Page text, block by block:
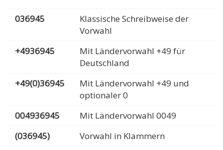
036945
Klassische Schreibweise der
Vorwahl
+4936945
Mit Ländervorwahl +49 für
Deutschland
+49(0)36945
Mit Ländervorwahl +49 und
optionaler 0
004936945
Mit Ländervorwahl 0049
(036945)
Vorwahl in Klammern